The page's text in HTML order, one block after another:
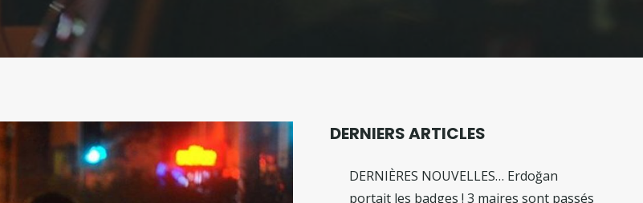
DERNIERS ARTICLES
DERNIÈRES NOUVELLES… Erdoğan
portait les badges ! 3 maires sont passés